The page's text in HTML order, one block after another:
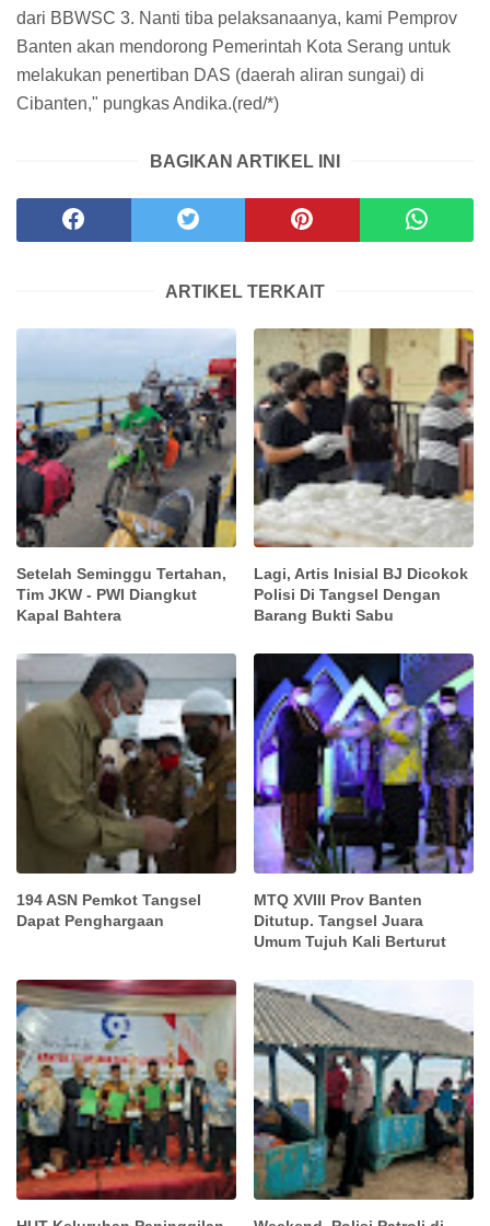
dari BBWSC 3. Nanti tiba pelaksanaanya, kami Pemprov
Banten akan mendorong Pemerintah Kota Serang untuk
melakukan penertiban DAS (daerah aliran sungai) di
Cibanten," pungkas Andika.(red/*)
BAGIKAN ARTIKEL INI
ARTIKEL TERKAIT
Setelah Seminggu Tertahan,
Tim JKW - PWI Diangkut
Kapal Bahtera
Lagi, Artis Inisial BJ Dicokok
Polisi Di Tangsel Dengan
Barang Bukti Sabu
194 ASN Pemkot Tangsel
Dapat Penghargaan
MTQ XVIII Prov Banten
Ditutup. Tangsel Juara
Umum Tujuh Kali Berturut